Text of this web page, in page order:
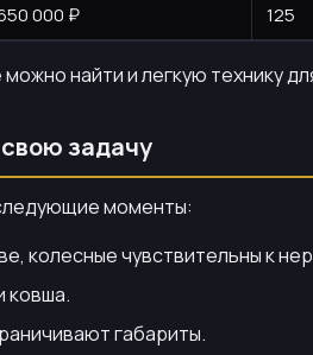
000 ₽ 125
найти и легкую
задачу
моменты:
колесные чувствительны к
ковша.
габариты.